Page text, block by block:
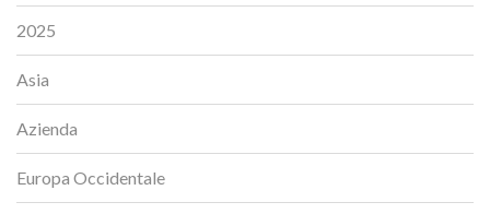
2025
Asia
Azienda
Europa Occidentale